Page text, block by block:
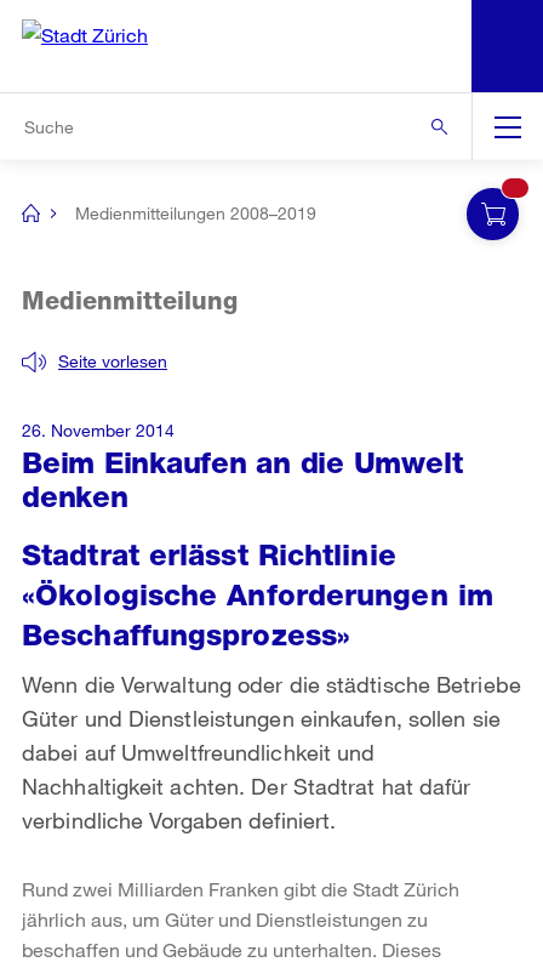
Navigation
[no
Medienmitteilungen 2008–2019
Beim Einkaufen an die Umwelt
denken
Seite vorlesen
Medienmitteilung
Stadtrat erlässt Richtlinie
«Ökologische Anforderungen im
Beschaffungsprozess»
Wenn die Verwaltung oder die städtische Betriebe
Güter und Dienstleistungen einkaufen, sollen sie
dabei auf Umweltfreundlichkeit und
Nachhaltigkeit achten. Der Stadtrat hat dafür
verbindliche Vorgaben definiert.
26. November 2014
Rund zwei Milliarden Franken gibt die Stadt Zürich
jährlich aus, um Güter und Dienstleistungen zu
beschaffen und Gebäude zu unterhalten. Dieses